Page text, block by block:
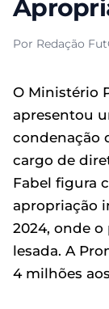
Por Redação
O Ministério
apresentou
condenação
cargo de
Fabel figura
apropriação
2024, onde
lesada. A
4 milhões